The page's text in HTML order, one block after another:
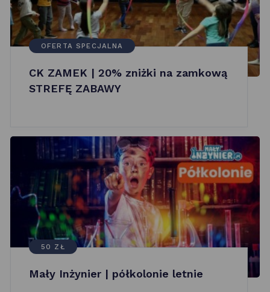
OFERTA SPECJALNA
CK ZAMEK | 20% zniżki na zamkową
STREFĘ ZABAWY
50 ZŁ
Mały Inżynier | półkolonie letnie